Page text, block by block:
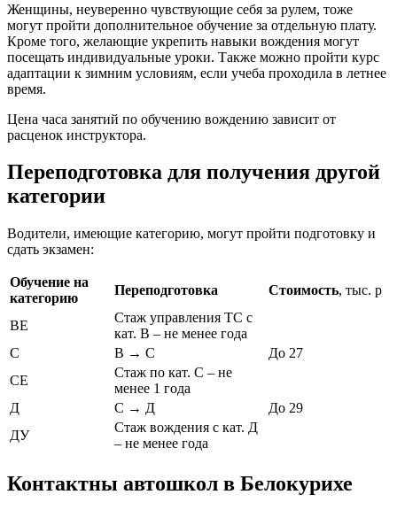
Женщины, неуверенно чувствующие себя за рулем, тоже
могут пройти дополнительное обучение за отдельную плату.
Кроме того, желающие укрепить навыки вождения могут
посещать индивидуальные уроки. Также можно пройти курс
адаптации к зимним условиям, если учеба проходила в летнее
время.
Цена часа занятий по обучению вождению зависит от
расценок инструктора.
Переподготовка для получения другой
категории
Водители, имеющие категорию, могут пройти подготовку и
сдать экзамен:
Обучение на
категорию
Переподготовка Стоимость, тыс. р
ВЕ
Стаж управления ТС с
кат. В – не менее года
С
В → С
До 27
СЕ
Стаж по кат. С – не
менее 1 года
До 29
Д
С → Д
ДУ
Стаж вождения с кат. Д
– не менее года
Контактны автошкол в Белокурихе